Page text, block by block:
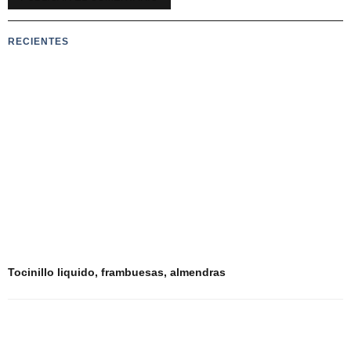
RECIENTES
Tocinillo liquido, frambuesas, almendras